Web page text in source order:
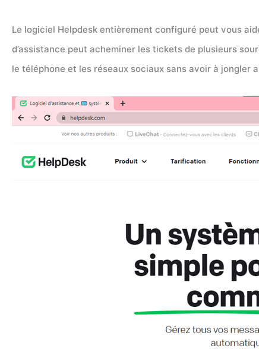
Le logiciel Helpdesk entièrement configuré peut vous
d’assistance peut acheminer les tickets de plusieurs
le téléphone et les réseaux sociaux sans avoir à